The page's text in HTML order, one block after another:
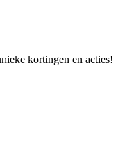
kortingen en acties!